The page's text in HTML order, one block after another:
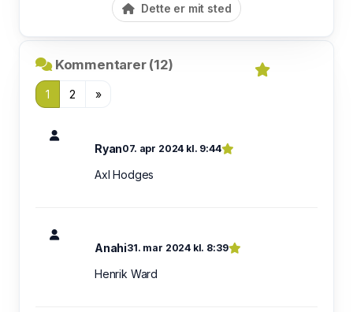
Dette er mit sted
Kommentarer (12)
1 2 »
Ryan07. apr 2024 kl. 9:44
Axl Hodges
Anahi31. mar 2024 kl. 8:39
Henrik Ward